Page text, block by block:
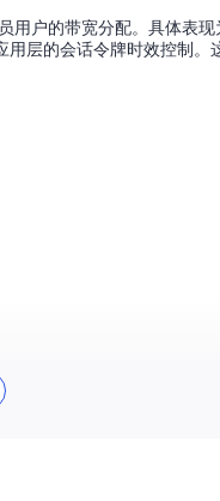
户的带宽分配。具体表
层的会话令牌时效控制。